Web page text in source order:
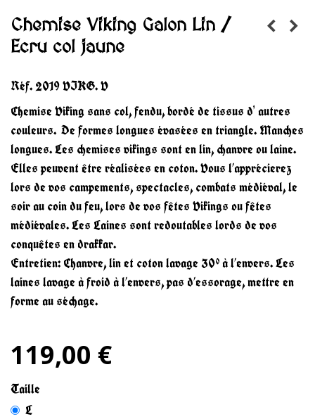
Chemise Viking Galon Lin /
Ecru col jaune
Réf. 2019 VIKG. V
Chemise Viking sans col, fendu, bordé de tissus d' autres
couleurs. De formes longues évasées en triangle. Manches
longues. Les chemises vikings sont en lin, chanvre ou laine.
Elles peuvent être réalisées en coton. Vous l’apprécierez
lors de vos campements, spectacles, combats médiéval, le
soir au coin du feu, lors de vos fêtes Vikings ou fêtes
médiévales. Les Laines sont redoutables lords de vos
conquêtes en drakkar.
Entretien: Chanvre, lin et coton lavage 30° à l’envers. Les
laines lavage à froid à l’envers, pas d’essorage, mettre en
forme au séchage.
119,00 €
Taille
L